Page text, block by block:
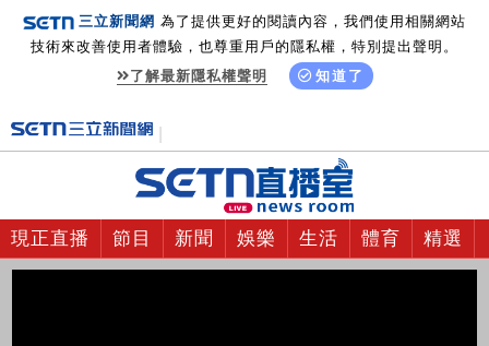
三立新聞網 為了提供更好的閱讀內容，我們使用相關網站
技術來改善使用者體驗，也尊重用戶的隱私權，特別提出聲明。
了解最新隱私權聲明
知道了
現正直播 節目 新聞 娛樂 生活 體育 精選